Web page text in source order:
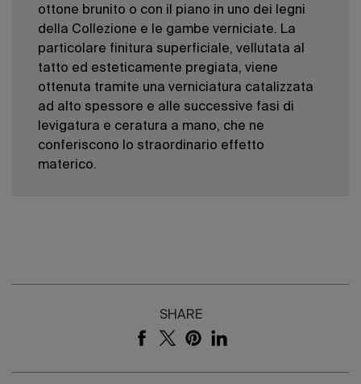
ottone brunito o con il piano in uno dei legni
della Collezione e le gambe verniciate. La
particolare finitura superficiale, vellutata al
tatto ed esteticamente pregiata, viene
ottenuta tramite una verniciatura catalizzata
ad alto spessore e alle successive fasi di
levigatura e ceratura a mano, che ne
conferiscono lo straordinario effetto
materico.
SHARE